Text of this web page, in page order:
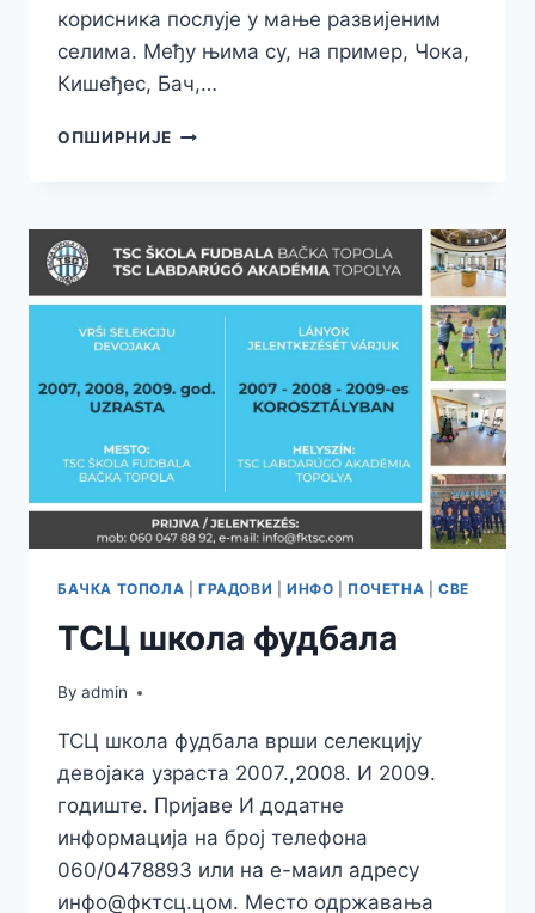
корисника послује у мање развијеним
селима. Међу њима су, на пример, Чока,
Кишеђес, Бач,…
ОПШИРНИЈЕ ПОДРШКА
БАЧКА ТОПОЛА ГРАДОВИ ИНФО ПОЧЕТНА |СВЕ
ТСЦ школа фудбала
By admin
ТСЦ школа фудбала врши селекцију
девојака узраста 2007.,2008. И 2009.
годиште. Пријаве И додатне
информација на број телефона
060/0478893 или на е-маил адресу
инфо@фктсц.цом. Место одржавања